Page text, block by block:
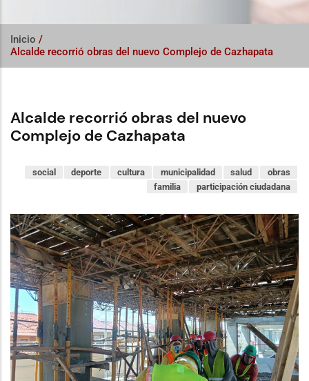
Inicio /
Alcalde recorrió obras del nuevo Complejo de Cazhapata
Alcalde recorrió obras del nuevo
Complejo de Cazhapata
obras
salud
municipalidad
cultura
deporte
social
participación ciudadana
familia